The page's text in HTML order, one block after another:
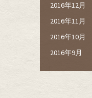
2016年12月
2016年11月
2016年10月
2016年9月